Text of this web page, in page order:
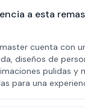
a esta
cuenta con
diseños de
pulidas y
para una